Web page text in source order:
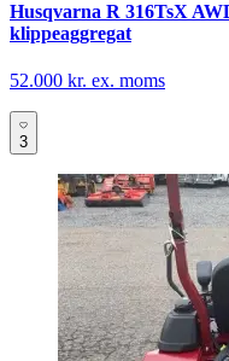
Husqvarna R 316TsX
klippeaggregat
52.000 kr. ex. moms
3